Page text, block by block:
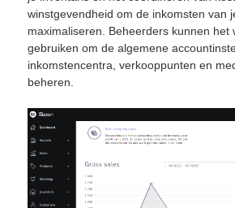
winstgevendheid om de inkomsten van
maximaliseren. Beheerders kunnen het
gebruiken om de algemene
inkomstencentra, verkooppunten en
beheren.